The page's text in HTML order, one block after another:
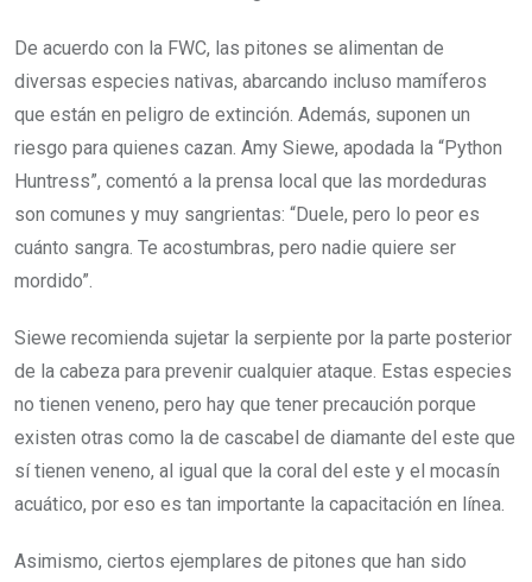
De acuerdo con la FWC, las pitones se alimentan de
diversas especies nativas, abarcando incluso mamíferos
que están en peligro de extinción. Además, suponen un
riesgo para quienes cazan. Amy Siewe, apodada la “Python
Huntress”, comentó a la prensa local que las mordeduras
son comunes y muy sangrientas: “Duele, pero lo peor es
cuánto sangra. Te acostumbras, pero nadie quiere ser
mordido”.
Siewe recomienda sujetar la serpiente por la parte posterior
de la cabeza para prevenir cualquier ataque. Estas especies
no tienen veneno, pero hay que tener precaución porque
existen otras como la de cascabel de diamante del este que
sí tienen veneno, al igual que la coral del este y el mocasín
acuático, por eso es tan importante la capacitación en línea.
Asimismo, ciertos ejemplares de pitones que han sido